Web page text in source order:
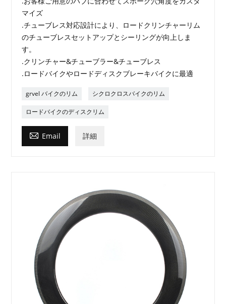
マイズ
.チューブレス対応設計により、ロードクリンチャーリム
のチューブレスセットアップとシーリングが向上しま
す。
.クリンチャー&チューブラー&チューブレス
.ロードバイクやロードディスクブレーキバイクに最適
grvel バイクのリム シクロクロスバイクのリム
ロードバイクのディスクリム
 Email 詳細